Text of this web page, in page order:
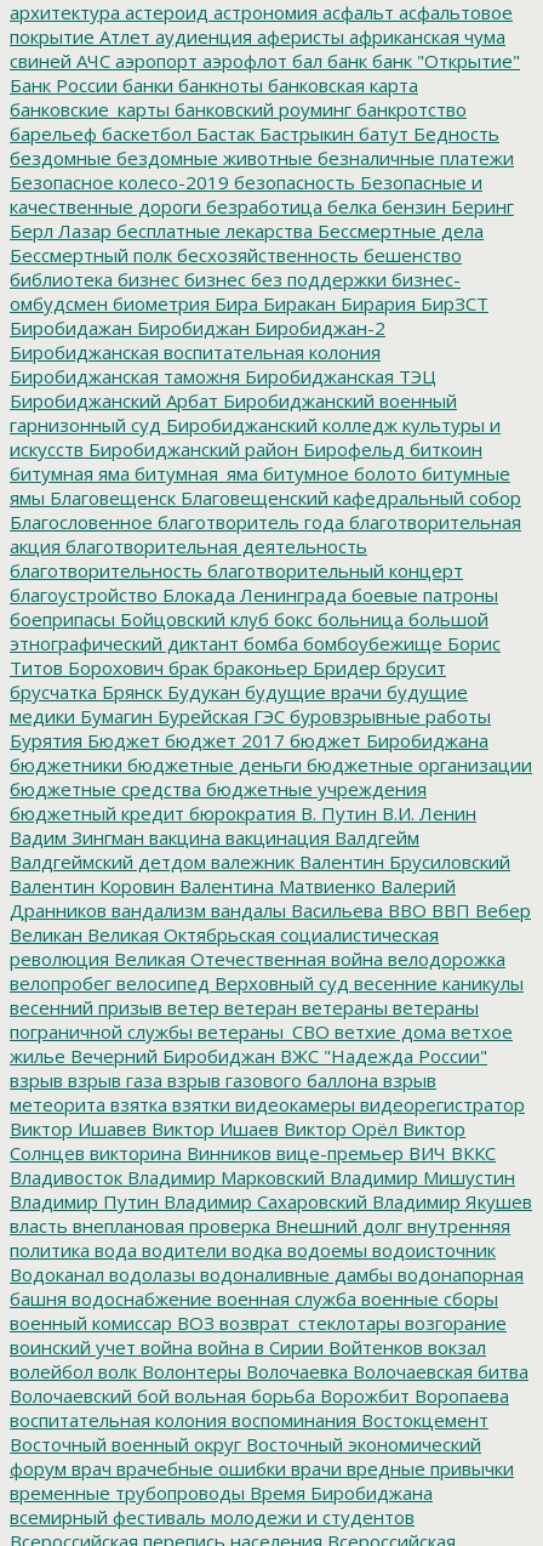
архитектура астероид астрономия асфальт асфальтовое
покрытие Атлет аудиенция аферисты африканская чума
свиней АЧС аэропорт аэрофлот бал банк банк "Открытие"
Банк России банки банкноты банковская карта
банковские_карты банковский роуминг банкротство
барельеф баскетбол Бастак Бастрыкин батут Бедность
бездомные бездомные животные безналичные платежи
Безопасное колесо-2019 безопасность Безопасные и
качественные дороги безработица белка бензин Беринг
Берл Лазар бесплатные лекарства Бессмертные дела
Бессмертный полк бесхозяйственность бешенство
библиотека бизнес бизнес без поддержки бизнес-
омбудсмен биометрия Бира Биракан Бирария БирЗСТ
Биробидажан Биробиджан Биробиджан-2
Биробиджанская воспитательная колония
Биробиджанская таможня Биробиджанская ТЭЦ
Биробиджанский Арбат Биробиджанский военный
гарнизонный суд Биробиджанский колледж культуры и
искусств Биробиджанский район Бирофельд биткоин
битумная яма битумная_яма битумное болото битумные
ямы Благовещенск Благовещенский кафедральный собор
Благословенное благотворитель года благотворительная
акция благотворительная деятельность
благотворительность благотворительный концерт
благоустройство Блокада Ленинграда боевые патроны
боеприпасы Бойцовский клуб бокс больница большой
этнографический диктант бомба бомбоубежище Борис
Титов Борохович брак браконьер Бридер брусит
брусчатка Брянск Будукан будущие врачи будущие
медики Бумагин Бурейская ГЭС буровзрывные работы
Бурятия Бюджет бюджет 2017 бюджет Биробиджана
бюджетники бюджетные деньги бюджетные организации
бюджетные средства бюджетные учреждения
бюджетный кредит бюрократия В. Путин В.И. Ленин
Вадим Зингман вакцина вакцинация Валдгейм
Валдгеймский детдом валежник Валентин Брусиловский
Валентин Коровин Валентина Матвиенко Валерий
Дранников вандализм вандалы Васильева ВВО ВВП Вебер
Великан Великая Октябрьская социалистическая
революция Великая Отечественная война велодорожка
велопробег велосипед Верховный суд весенние каникулы
весенний призыв ветер ветеран ветераны ветераны
пограничной службы ветераны_СВО ветхие дома ветхое
жилье Вечерний Биробиджан ВЖС "Надежда России"
взрыв взрыв газа взрыв газового баллона взрыв
метеорита взятка взятки видеокамеры видеорегистратор
Виктор Ишавев Виктор Ишаев Виктор Орёл Виктор
Солнцев викторина Винников вице-премьер ВИЧ ВККС
Владивосток Владимир Марковский Владимир Мишустин
Владимир Путин Владимир Сахаровский Владимир Якушев
власть внеплановая проверка Внешний долг внутренняя
политика вода водители водка водоемы водоисточник
Водоканал водолазы водоналивные дамбы водонапорная
башня водоснабжение военная служба военные сборы
военный комиссар ВОЗ возврат_стеклотары возгорание
воинский учет война война в Сирии Войтенков вокзал
волейбол волк Волонтеры Волочаевка Волочаевская битва
Волочаевский бой вольная борьба Ворожбит Воропаева
воспитательная колония воспоминания Востокцемент
Восточный военный округ Восточный экономический
форум врач врачебные ошибки врачи вредные привычки
временные трубопроводы Время Биробиджана
всемирный фестиваль молодежи и студентов
Всероссийская перепись населения Всероссийская